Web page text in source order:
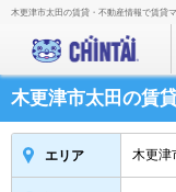
木更津市太田の賃貸・不動産情報で賃貸
木更津市太田の賃
エリア 木更津